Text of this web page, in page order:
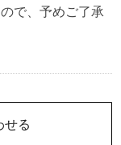
せる
で、予めご了承